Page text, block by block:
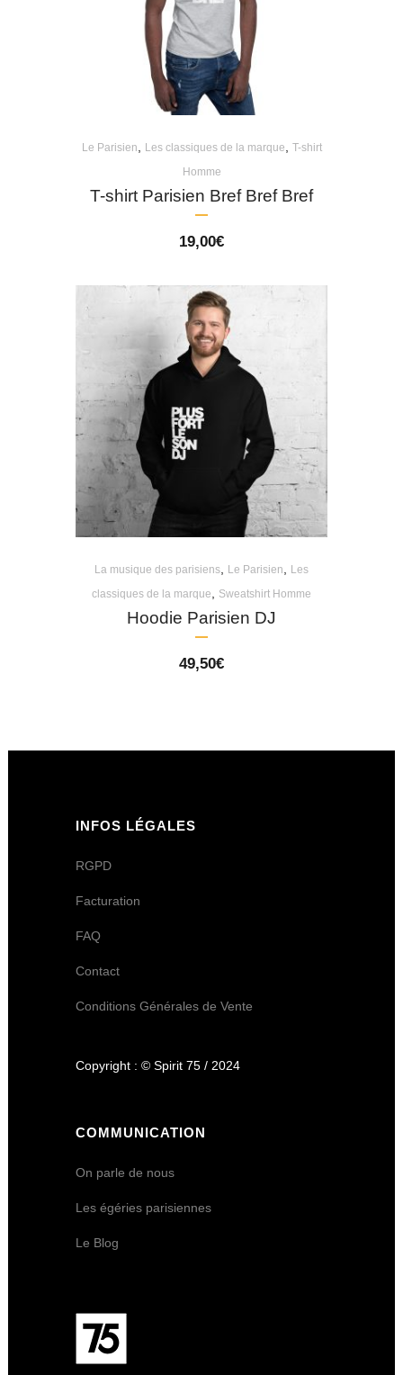
Le Parisien Les classiques de la marque
T-shirt
Homme
T-shirt Parisien Bref Bref Bref
19,00€
La musique des parisiens Le Parisien
Les
classiques de la marque
Sweatshirt Homme
Hoodie Parisien DJ
49,50€
INFOS LÉGALES
RGPD
Facturation
FAQ
Contact
Conditions Générales de Vente
Copyright : © Spirit 75 / 2024
COMMUNICATION
On parle de nous
Les égéries parisiennes
Le Blog